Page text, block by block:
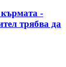
-
трябва да